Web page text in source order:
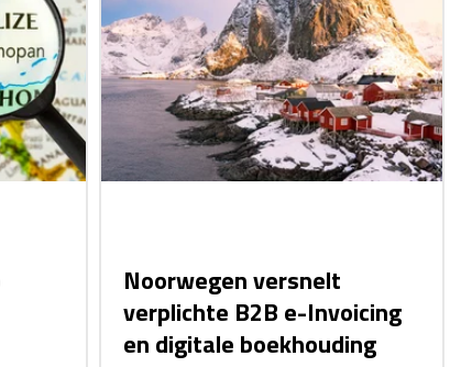
Noorwegen versnelt
verplichte B2B e-Invoicing
en digitale boekhouding